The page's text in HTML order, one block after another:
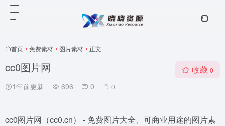
首页 • 免费素材 • 图片素材 • 正文
cc0图片网
1年前更新 696 0 0
收藏 0
cc0图片网（cc0.cn） - 免费图片大全、可商业用途的图片素